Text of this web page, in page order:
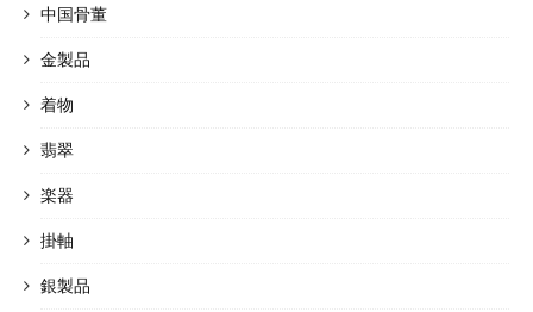
中国骨董
金製品
着物
翡翠
楽器
掛軸
銀製品